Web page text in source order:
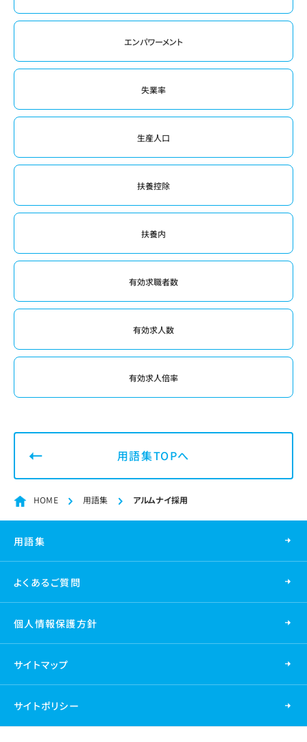
エンパワーメント
失業率
生産人口
扶養控除
扶養内
有効求職者数
有効求人数
有効求人倍率
用語集TOPへ
HOME 用語集 アルムナイ採用
用語集
よくあるご質問
個人情報保護方針
サイトマップ
サイトポリシー